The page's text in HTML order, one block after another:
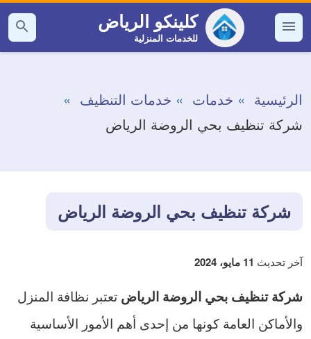
التجاوز
إلى القائمة
كلينكو الرياض
للخدمات المنزلية
بحث
عن
الرئيسية خدمات
خدمات التنظيف
شركة تنظيف بحي الروضة الرياض
شركة تنظيف بحي الروضة الرياض
آخر تحديث 11 مايو، 2024
شركة تنظيف بحي الروضة الرياض تعتبر نظافة المنزل
والأماكن العامة كونها من إحدى أهم الأمور الأساسية